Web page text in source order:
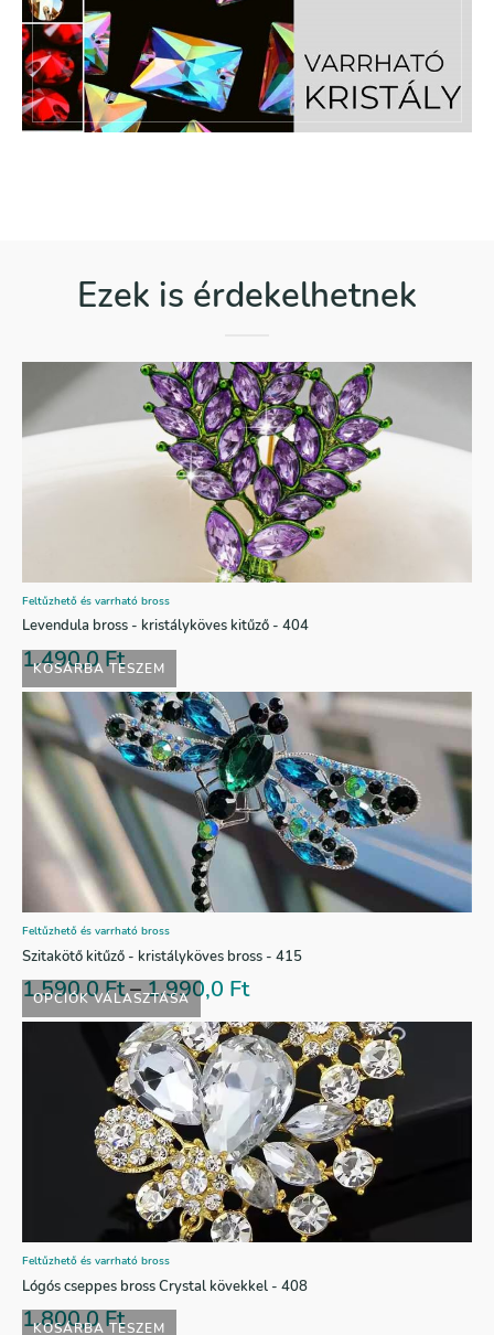
Ezek is érdekelhetnek
KOSÁRBA TESZEM
Feltűzhető és varrható bross
Levendula bross - kristályköves kitűző - 404
1.490,0Ft
OPCIÓK VÁLASZTÁSA
Feltűzhető és varrható bross
Szitakötő kitűző - kristályköves bross - 415
1.590,0Ft–1.990,0 Ft
KOSÁRBA TESZEM
Feltűzhető és varrható bross
Lógós cseppes bross Crystal kövekkel - 408
1.800,0Ft